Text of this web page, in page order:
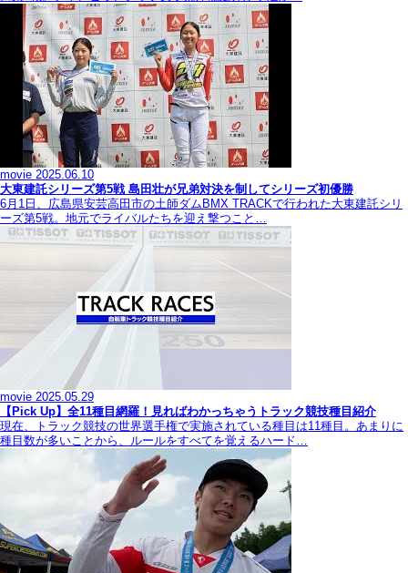
movie 2025.06.10
大東建託シリーズ第5戦 島田壮が兄弟対決を制してシリーズ初優勝
6月1日、広島県安芸高田市の土師ダムBMX TRACKで行われた大東建託シリ
ーズ第5戦。地元でライバルたちを迎え撃つこと…
movie 2025.05.29
【Pick Up】全11種目網羅！見ればわかっちゃうトラック競技種目紹介
現在、トラック競技の世界選手権で実施されている種目は11種目。あまりに
種目数が多いことから、ルールをすべてを覚えるハード…